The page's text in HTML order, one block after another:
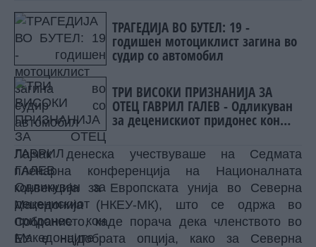
ТРАГЕДИЈА ВО БУТЕЛ: 19 -
годишен мотоциклист загина во
судир со автомобил
ТРИ ВИСОКИ ПРИЗНАНИЈА ЗА
ОТЕЦ ГАВРИЛ ГАЛЕВ - Одликуван
за деценискиот придонес кон
Лајчак денеска учествуваше на Седмата
пленарна конференција на Националната
конвенција за Европската унија во Северна
Македонија (НКЕУ-МК), што се одржа во
Собранието, каде порача дека членството во
ЕУ е најдобрата опција, како за Северна